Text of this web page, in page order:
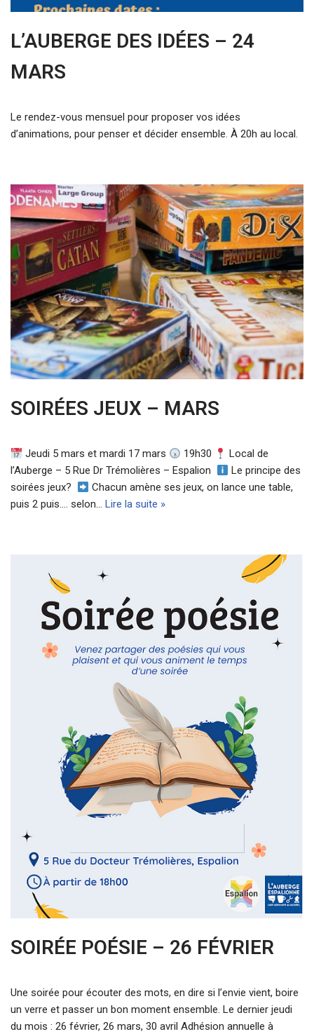
L’AUBERGE DES IDÉES – 24
MARS
Le rendez-vous mensuel pour proposer vos idées
d’animations, pour penser et décider ensemble. À 20h au local.
SOIRÉES JEUX – MARS
Jeudi 5 mars et mardi 17 mars 19h30
Local de
l’Auberge – 5 Rue Dr Trémolières – Espalion
Le principe des
soirées jeux?
Chacun amène ses jeux, on lance une table,
puis 2 puis…. selon… Lire la suite »
SOIRÉE POÉSIE – 26 FÉVRIER
Une soirée pour écouter des mots, en dire si l’envie vient, boire
un verre et passer un bon moment ensemble. Le dernier jeudi
du mois : 26 février, 26 mars, 30 avril Adhésion annuelle à